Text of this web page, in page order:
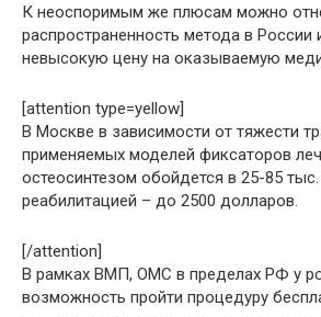
К неоспоримым же плюсам можно
распространенность метода в России
невысокую цену на оказываемую
[attention type=yellow]
В Москве в зависимости от тяжести
применяемых моделей фиксаторов
остеосинтезом обойдется в 25-85
реабилитацией – до 2500 долларов.
[/attention]
В рамках ВМП, ОМС в пределах РФ у
возможность пройти процедуру